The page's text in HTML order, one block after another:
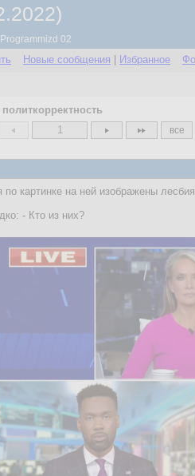
02
Новые сообщения Избранное
1 все
по картинке на ней изображены
- Кто из них?